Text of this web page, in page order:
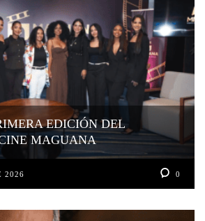
EDICIÓN DEL
MAGUANA
2026 0